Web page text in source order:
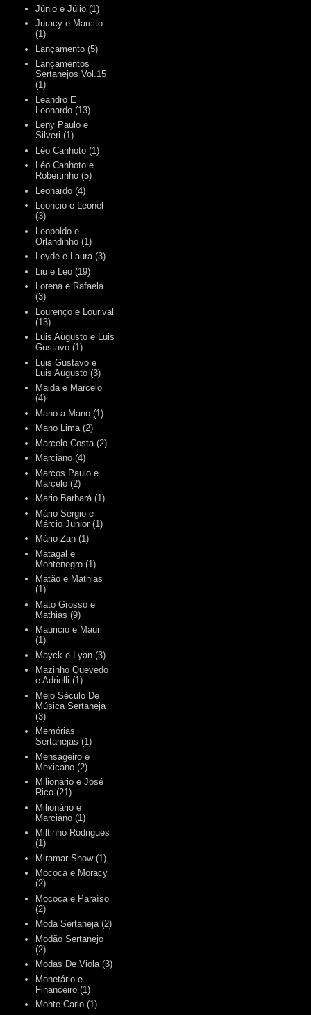
Júnio e Júlio (1)
Juracy e Marcito
(1)
Lançamento (5)
Lançamentos
Sertanejos Vol.15
(1)
Leandro E
Leonardo (13)
Leny Paulo e
Silveri (1)
Léo Canhoto (1)
Léo Canhoto e
Robertinho (5)
Leonardo (4)
Leoncio e Leonel
(3)
Leopoldo e
Orlandinho (1)
Leyde e Laura (3)
Liu e Léo (19)
Lorena e Rafaela
(3)
Lourenço e Lourival
(13)
Luis Augusto e Luis
Gustavo (1)
Luis Gustavo e
Luis Augusto (3)
Maida e Marcelo
(4)
Mano a Mano (1)
Mano Lima (2)
Marcelo Costa (2)
Marciano (4)
Marcos Paulo e
Marcelo (2)
Mario Barbará (1)
Mário Sérgio e
Márcio Junior (1)
Mário Zan (1)
Matagal e
Montenegro (1)
Matão e Mathias
(1)
Mato Grosso e
Mathias (9)
Mauricio e Mauri
(1)
Mayck e Lyan (3)
Mazinho Quevedo
e Adrielli (1)
Meio Século De
Música Sertaneja
(3)
Memórias
Sertanejas (1)
Mensageiro e
Mexicano (2)
Milionário e José
Rico (21)
Milionário e
Marciano (1)
Miltinho Rodrigues
(1)
Miramar Show (1)
Mococa e Moracy
(2)
Mococa e Paraíso
(2)
Moda Sertaneja (2)
Modão Sertanejo
(2)
Modas De Viola (3)
Monetário e
Financeiro (1)
Monte Carlo (1)